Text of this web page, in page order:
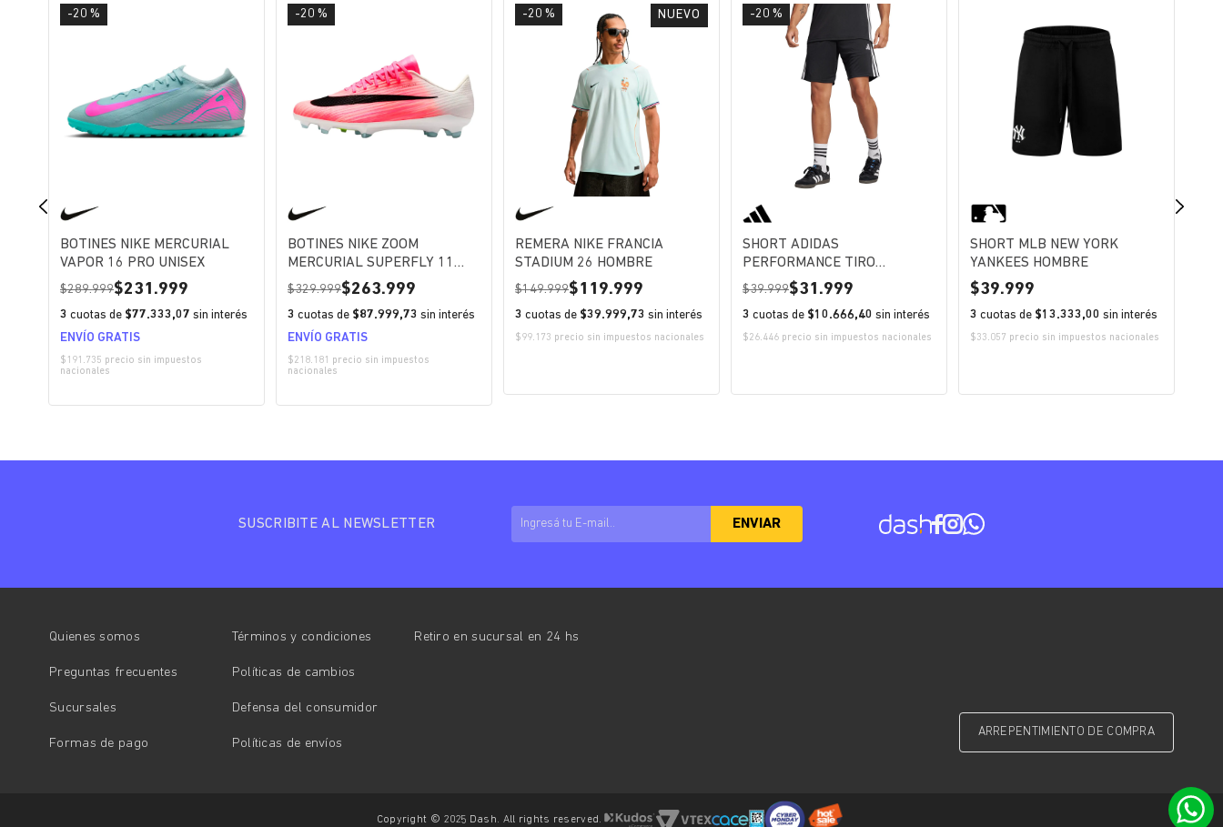
-20 %
BOTINES NIKE MERCURIAL
VAPOR 16 PRO UNISEX
289.999 231.999
3 cuotas de $77.333,07 sin interés
ENVÍO GRATIS
$191.735 precio sin impuestos
nacionales
-20 %
BOTINES NIKE ZOOM
MERCURIAL SUPERFLY 11
PRO FG UNISEX
329.999 263.999
3 cuotas de $87.999,73 sin interés
ENVÍO GRATIS
$218.181 precio sin impuestos
nacionales
-20 % NUEVO
REMERA NIKE FRANCIA
STADIUM 26 HOMBRE
149.999 119.999
3 cuotas de $39.999,73 sin interés
$99.173 precio sin impuestos nacionales
-20 %
SHORT ADIDAS
PERFORMANCE TIRO
ESSENTIALS 25 HOMBRE
39.999 31.999
3 cuotas de $10.666,40 sin interés
$26.446 precio sin impuestos nacionales
SHORT MLB NEW YORK
YANKEES HOMBRE
39.999
3 cuotas de $13.333,00 sin interés
$33.057 precio sin impuestos nacionales
SUSCRIBITE AL NEWSLETTER ENVIAR
Quienes somos Términos y condiciones
Preguntas frecuentes Políticas de cambios
Sucursales Defensa del consumidor
Formas de pago Políticas de envíos
Retiro en sucursal en 24 hs
ARREPENTIMIENTO DE COMPRA
Copyright © 2025 Dash. All rights reserved.